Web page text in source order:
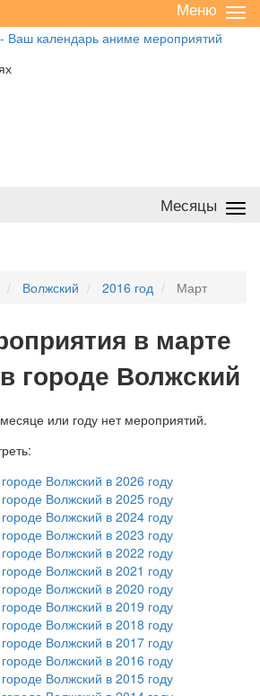
/
Меню
Месяцы
Волжский 2016 год Март
в марте
городе Волжский
или году нет мероприятий.
Волжский в 2026 году
Волжский в 2025 году
Волжский в 2024 году
Волжский в 2023 году
Волжский в 2022 году
Волжский в 2021 году
Волжский в 2020 году
Волжский в 2019 году
Волжский в 2018 году
Волжский в 2017 году
Волжский в 2016 году
Волжский в 2015 году